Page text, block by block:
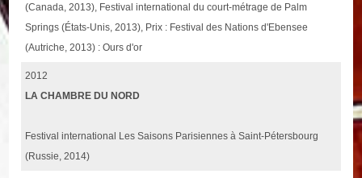
(Canada, 2013), Festival international du court-métrage de Palm
Springs (États-Unis, 2013), Prix : Festival des Nations d'Ebensee
(Autriche, 2013) : Ours d'or
2012
LA CHAMBRE DU NORD
Festival international Les Saisons Parisiennes à Saint-Pétersbourg
(Russie, 2014)